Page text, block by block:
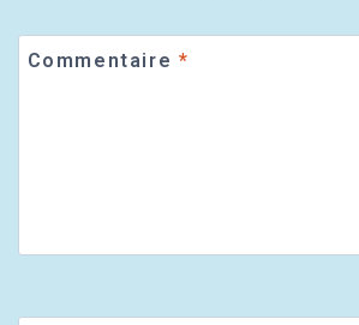
Commentaire *